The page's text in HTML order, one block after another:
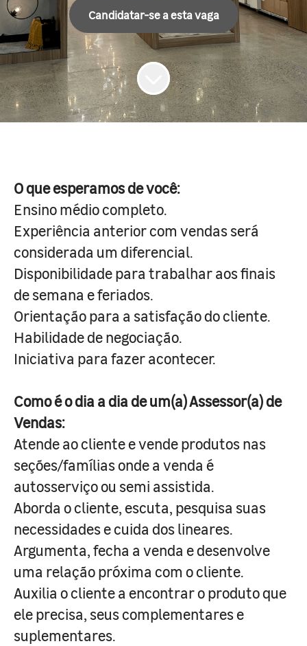
Candidatar-se a esta vaga
O que esperamos de você:
Ensino médio completo.
Experiência anterior com vendas será
considerada um diferencial.
Disponibilidade para trabalhar aos finais
de semana e feriados.
Orientação para a satisfação do cliente.
Habilidade de negociação.
Iniciativa para fazer acontecer.
Como é o dia a dia de um(a) Assessor(a) de
Vendas:
Atende ao cliente e vende produtos nas
seções/famílias onde a venda é
autosserviço ou semi assistida.
Aborda o cliente, escuta, pesquisa suas
necessidades e cuida dos lineares.
Argumenta, fecha a venda e desenvolve
uma relação próxima com o cliente.
Auxilia o cliente a encontrar o produto que
ele precisa, seus complementares e
suplementares.